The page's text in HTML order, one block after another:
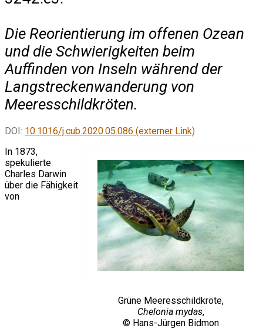
Die Reorientierung im offenen Ozean
und die Schwierigkeiten beim
Auffinden von Inseln während der
Langstreckenwanderung von
Meeresschildkröten.
DOI: 10.1016/j.cub.2020.05.086 (externer Link)
Grüne Meeresschildkröte,
Chelonia mydas,
© Hans-Jürgen Bidmon
In 1873,
spekulierte
Charles Darwin
über die Fähigkeit
von